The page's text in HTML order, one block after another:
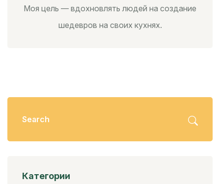
Моя цель — вдохновлять людей на создание
шедевров на своих кухнях.
Категории